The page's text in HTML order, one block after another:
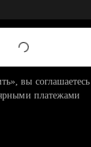
вы соглашаетесь
платежами